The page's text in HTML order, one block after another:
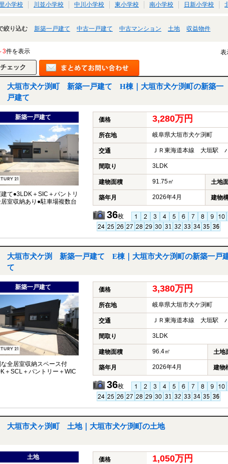
小学校 川並小学校 中川小学校 東小学校 南小学校 日新小学校
絞り込む 新築一戸建て 中古一戸建て 中古マンション 土地 収益物件
3件を表示 表
大垣市犬ケ渕町 新築一戸建て H棟｜大垣市犬ケ渕町の新築一
戸建て
新築一戸建て
て●3LDK＋SIC＋パントリ
室収納あり●駐車場複数台
価格 3,280万円
所在地 岐阜県大垣市犬ケ渕町
交通 ＪＲ東海道本線 大垣駅
間取り 3LDK
建物面積 91.75㎡ 土地
築年月 2026年4月 建物
36枚
大垣市犬ケ渕 新築一戸建て E棟｜大垣市犬ケ渕町の新築一戸
て
新築一戸建て
全居室収納スペース付
＋SCL＋パントリー＋WIC
価格 3,380万円
所在地 岐阜県大垣市犬ケ渕町
交通 ＪＲ東海道本線 大垣駅
間取り 3LDK
建物面積 96.4㎡ 土地
築年月 2026年4月 建物
36枚
大垣市犬ヶ渕町 土地｜大垣市犬ケ渕町の土地
土地 価格 1,050万円